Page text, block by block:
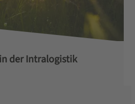
der Intralogistik